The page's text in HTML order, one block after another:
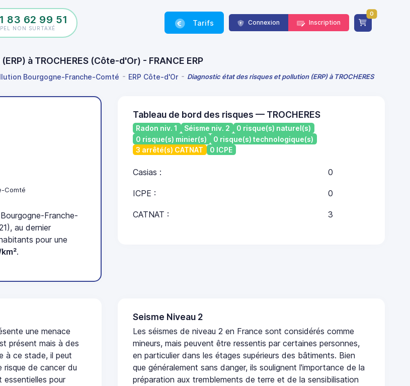
83 62 99 51
NON SURTAXÉ
Tarifs Connexion Inscription
0
à TROCHERES (Côte-d'Or) - FRANCE ERP
Bourgogne-Franche-Comté ERP Côte-d'Or Diagnostic état des risques et pollution (ERP) à TROCHERES
Comté
Franche-
au dernier
pour une
.
Tableau de bord des risques — TROCHERES
Radon niv. 1 Séisme niv. 2
0 risque(s) naturel(s)
0 risque(s) minier(s)
0 risque(s) technologique(s)
3 arrêté(s) CATNAT
0 ICPE
Casias : 0
ICPE : 0
CATNAT : 3
une menace
présent mais à des
à ce stade, il peut
risque de cancer du
essentielles pour
Seisme Niveau 2
Les séismes de niveau 2 en France sont considérés comme
mineurs, mais peuvent être ressentis par certaines personnes,
en particulier dans les étages supérieurs des bâtiments. Bien
que généralement sans danger, ils soulignent l'importance de la
préparation aux tremblements de terre et de la sensibilisation